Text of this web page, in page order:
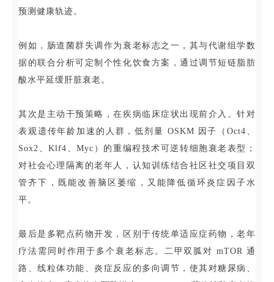
预测健康轨迹。
例如，肠道菌群失调作为衰老标志之一，其与代谢组学数
据的联合分析可定制个性化饮食方案，通过调节短链脂肪
酸水平延缓肝脏衰老。
其次是主动干预策略，在疾病临床症状出现前介入。针对
表观遗传年龄加速的人群，低剂量 OSKM 因子（Oct4、
Sox2、Klf4、Myc）的重编程技术可逆转细胞衰老表型；
对社会心理隔离的老年人，认知训练结合社区社交项目双
管齐下，既能改善脑区萎缩，又能降低循环炎症因子水
平。
最后是多靶点药物开发，区别于传统单适应症药物，老年
疗法需同时作用于多个衰老标志。二甲双胍对 mTOR 通
路、线粒体功能、炎症反应的多向调节，使其对糖尿病、